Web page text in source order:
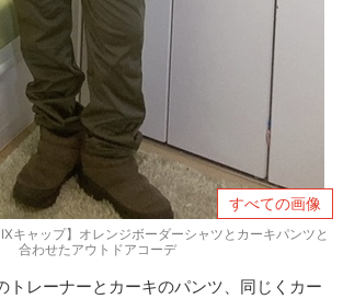
すべての画像
キャップ】オレンジボーダーシャツとカーキパンツと
合わせたアウトドアコーデ
トレーナーとカーキのパンツ、同じくカー